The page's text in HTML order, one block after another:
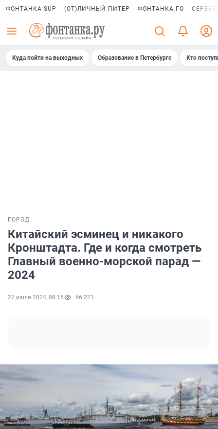
ФОНТАНКА SUP (ОТ)ЛИЧНЫЙ ПИТЕР ФОНТАНКА ГО
Куда пойти на выходных Образование в Петербурге Кто
ГОРОД
Китайский эсминец и никакого
Кронштадта. Где и когда смотреть
Главный военно-морской парад —
2024
27 июля 2024, 08:15 66 221